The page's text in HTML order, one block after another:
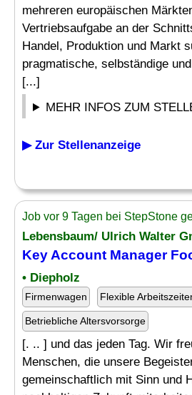
mehreren europäischen
Vertriebsaufgabe an der
Handel, Produktion und Markt
pragmatische, selbständige
[...]
MEHR INFOS ZUM
▶ Zur Stellenanzeige
Job vor 9 Tagen bei StepStone
Lebensbaum/ Ulrich Walter
Key Account Manager
• Diepholz
Firmenwagen Flexible
Betriebliche Altersvorsorge
[. .. ] und das jeden Tag. Wir
Menschen, die unsere
gemeinschaftlich mit Sinn und